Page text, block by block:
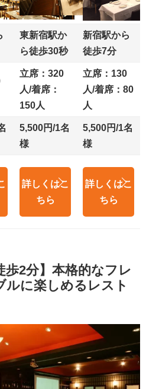
東新宿駅か
ら徒歩30秒
新宿駅から
徒歩7分
立席：320
人/着席：
150人
立席：130
人/着席：80
人
5,500円/1名
様
5,500円/1名
様
詳しくはこ
ちら
詳しくはこ
ちら
歩2分】本格的なフレ
ルに楽しめるレスト